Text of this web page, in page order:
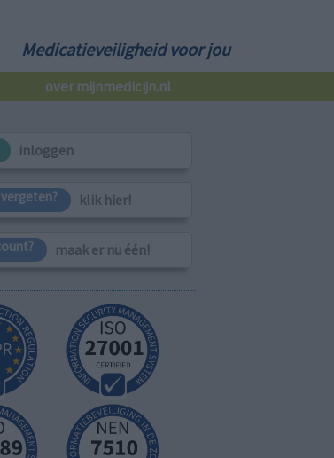
Medicatieveiligheid voor jou
over mijnmedicijn.nl
inloggen
klik hier!
maak er nu één!